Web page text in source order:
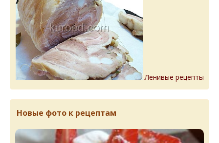
Ленивые рецепты
Новые фото к рецептам